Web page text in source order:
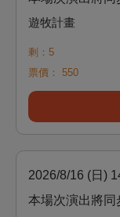
遊牧計畫
剩：5
票價：
550
2026/8/16 (日)
本場次演出將同